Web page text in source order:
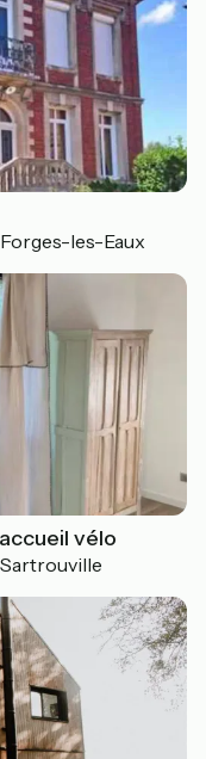
Forges-les-Eaux
vélo
Sartrouville